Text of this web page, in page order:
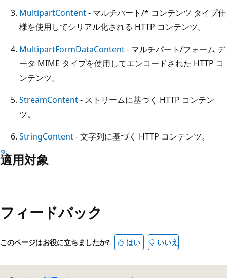
MultipartContent- マルチパート/* コンテンツ タイプ仕
様を使用してシリアル化される HTTP コンテンツ。
MultipartFormDataContent- マルチパート/フォーム デ
ータ MIME タイプを使用してエンコードされた HTTP コ
ンテンツ。
StreamContent- ストリームに基づく HTTP コンテン
ツ。
StringContent- 文字列に基づく HTTP コンテンツ。
適用対象
み
取
モ
ド
フィードバック
このページはお役に立ちましたか? はい いいえ